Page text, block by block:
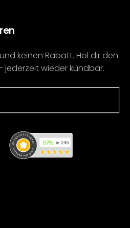
keinen Rabatt. Hol dir den
jederzeit wieder kündbar.